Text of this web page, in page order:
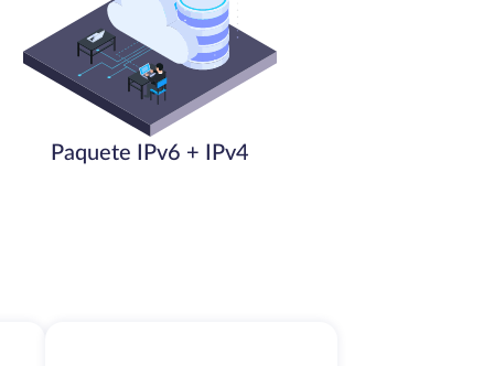
Paquete IPv6 + IPv4